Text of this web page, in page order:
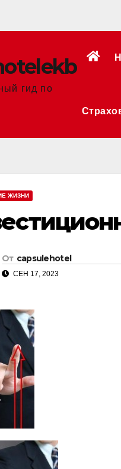
гид по
ЖИЗНИ
От capsulehotel
СЕН 17, 2023